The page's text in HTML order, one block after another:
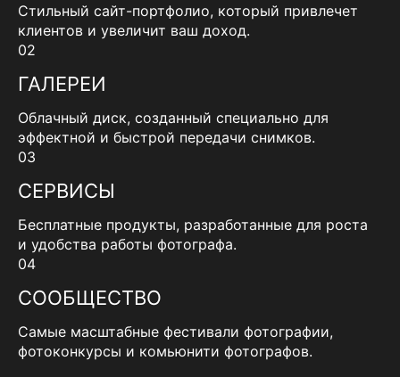
Стильный сайт-портфолио, который привлечет
клиентов и увеличит ваш доход.
02
ГАЛЕРЕИ
Облачный диск, созданный специально для
эффектной и быстрой передачи снимков.
03
СЕРВИСЫ
Бесплатные продукты, разработанные для роста
и удобства работы фотографа.
04
СООБЩЕСТВО
Самые масштабные фестивали фотографии,
фотоконкурсы и комьюнити фотографов.